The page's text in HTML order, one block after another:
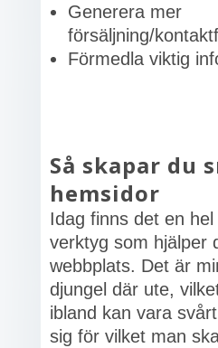
Generera mer
försäljning/
Förmedla viktig
Så skapar du
hemsidor
Idag finns det en hel
verktyg som hjälper
webbplats. Det är
djungel där ute,
ibland kan vara
sig för vilket man